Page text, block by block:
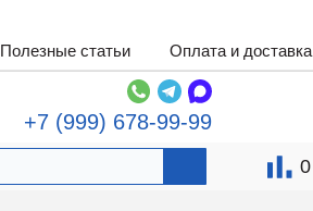
Полезные статьи Оплата и доставка
+7 (999) 678-99-99
0